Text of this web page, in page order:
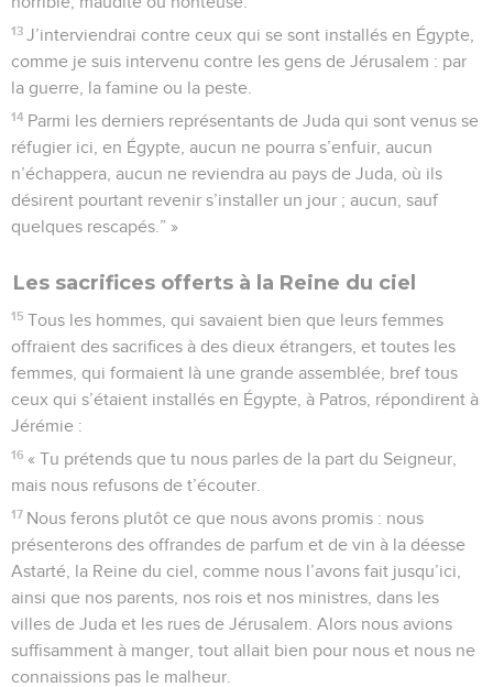
13 J’interviendrai contre ceux qui se sont installés en Égypte,
comme je suis intervenu contre les gens de Jérusalem : par
la guerre, la famine ou la peste.
14 Parmi les derniers représentants de Juda qui sont venus se
réfugier ici, en Égypte, aucun ne pourra s’enfuir, aucun
n’échappera, aucun ne reviendra au pays de Juda, où ils
désirent pourtant revenir s’installer un jour ; aucun, sauf
quelques rescapés.” »
Les sacrifices offerts à la Reine du ciel
15 Tous les hommes, qui savaient bien que leurs femmes
offraient des sacrifices à des dieux étrangers, et toutes les
femmes, qui formaient là une grande assemblée, bref tous
ceux qui s’étaient installés en Égypte, à Patros, répondirent à
Jérémie :
16 « Tu prétends que tu nous parles de la part du Seigneur,
mais nous refusons de t’écouter.
17 Nous ferons plutôt ce que nous avons promis : nous
présenterons des offrandes de parfum et de vin à la déesse
Astarté, la Reine du ciel, comme nous l’avons fait jusqu’ici,
ainsi que nos parents, nos rois et nos ministres, dans les
villes de Juda et les rues de Jérusalem. Alors nous avions
suffisamment à manger, tout allait bien pour nous et nous ne
connaissions pas le malheur.